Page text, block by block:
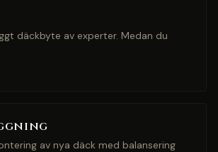
däckbyte av experter. Medan du
av nya däck med balansering